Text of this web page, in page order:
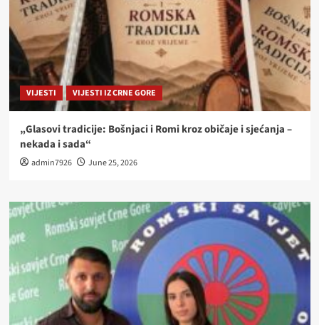
VIJESTI VIJESTI IZ CRNE GORE
„Glasovi tradicije: Bošnjaci i Romi kroz običaje i sjećanja –
nekada i sada“
admin7926 June 25, 2026